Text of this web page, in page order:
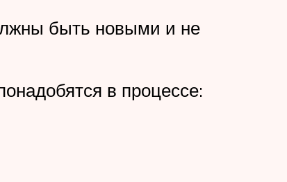
быть новыми и не
в процессе: